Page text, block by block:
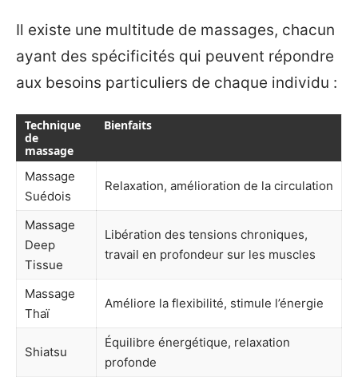
Il existe une multitude de massages, chacun
ayant des spécificités qui peuvent répondre
aux besoins particuliers de chaque individu :
Technique
de
massage
Bienfaits
Massage
Suédois
Relaxation, amélioration de la circulation
Massage
Deep
Tissue
Libération des tensions chroniques,
travail en profondeur sur les muscles
Massage
Thaï
Améliore la flexibilité, stimule l’énergie
Shiatsu
Équilibre énergétique, relaxation
profonde